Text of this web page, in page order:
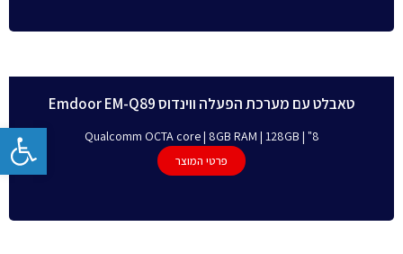
טאבלט עם מערכת הפעלה ווינדוס Emdoor EM-Q89
8" | Qualcomm OCTA core | 8GB RAM | 128GB
פרטי המוצר